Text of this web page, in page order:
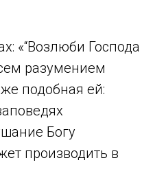
«“Возлюби Господа
разумением
подобная ей:
Богу
производить в